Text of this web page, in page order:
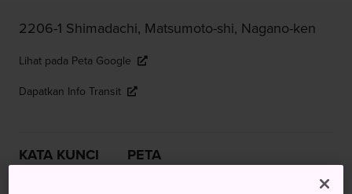
2206-1 Shimadachi, Matsumoto-shi, Nagano-ken
Lihat pada Peta Google
Dapatkan Info Transit
KATA KUNCI PETA